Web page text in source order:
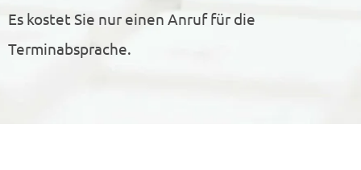
Es kostet Sie nur einen Anruf für die
Terminabsprache.